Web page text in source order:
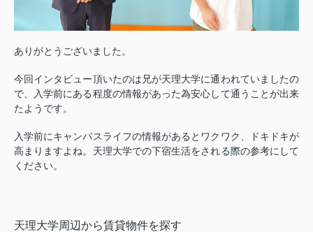
ありがとうございました。
今回インタビュー頂いたのは兄が天理大学に通われていましたの
で、入学前にある程度の情報があった為安心して通うことが出来
たようです。
入学前にキャンパスライフの情報があるとワクワク、ドキドキが
高まりますよね。天理大学での下宿生活をされる際の参考にして
ください。
天理大学周辺から賃貸物件を探す